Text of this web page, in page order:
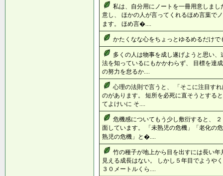
私は、自分用にノートを一冊用意しま
意し、 ほかの人が言ってくれるほめ言葉で
ます。 ほめ言�....
かたくなな心をちょっとゆるめるだけ
多くの人は物事を成し遂げようと思い
法を知っているにもかかわらず、 目標を達
の努力を怠るか....
心理の法則で言うと、 「そこに注目す
のがあります。 短所を必死に直そうとする
てよけいに そ....
危機感についてもう少し敷衍すると、
面しています。 「未熟児の危機」「老化の
熟児の危機」と�....
竹の種子が地上から目を出すには長い
見える成長はない。 しかし５年目でようや
３０メートルくら....